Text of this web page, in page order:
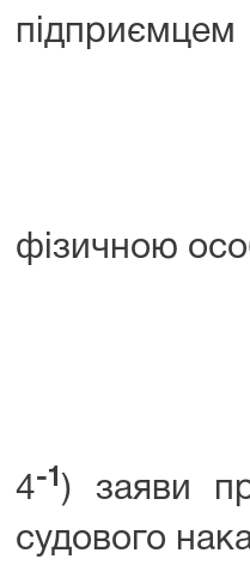
підприємцем
фізичною
4-1) заяви
судового